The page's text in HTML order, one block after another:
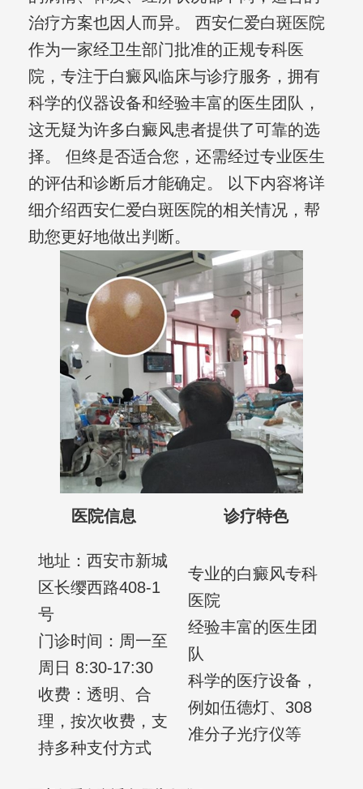
治疗方案也因人而异。 西安仁爱白斑医院
作为一家经卫生部门批准的正规专科医
院，专注于白癜风临床与诊疗服务，拥有
科学的仪器设备和经验丰富的医生团队，
这无疑为许多白癜风患者提供了可靠的选
择。 但终是否适合您，还需经过专业医生
的评估和诊断后才能确定。 以下内容将详
细介绍西安仁爱白斑医院的相关情况，帮
助您更好地做出判断。
医院信息 诊疗特色
地址：西安市新城
区长缨西路408-1
号
门诊时间：周一至
周日 8:30-17:30
收费：透明、合
理，按次收费，支
持多种支付方式
专业的白癜风专科
医院
经验丰富的医生团
队
科学的医疗设备，
例如伍德灯、308
准分子光疗仪等